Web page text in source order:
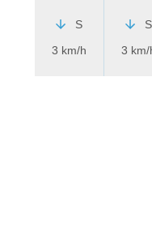
S
3 km/h
S
3 km/